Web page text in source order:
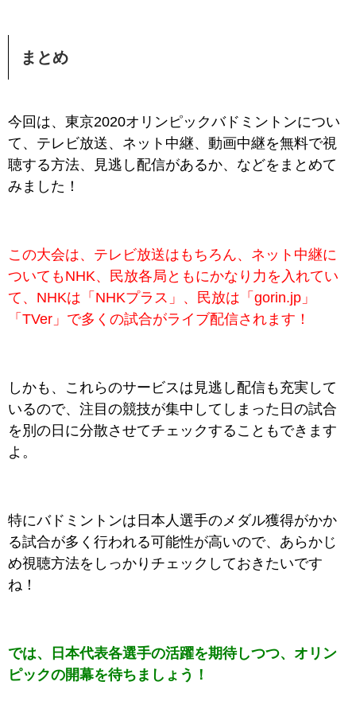
まとめ
今回は、東京2020オリンピックバドミントンについ
て、テレビ放送、ネット中継、動画中継を無料で視
聴する方法、見逃し配信があるか、などをまとめて
みました！
この大会は、テレビ放送はもちろん、ネット中継に
ついてもNHK、民放各局ともにかなり力を入れてい
て、NHKは「NHKプラス」、民放は「gorin.jp」
「TVer」で多くの試合がライブ配信されます！
しかも、これらのサービスは見逃し配信も充実して
いるので、注目の競技が集中してしまった日の試合
を別の日に分散させてチェックすることもできます
よ。
特にバドミントンは日本人選手のメダル獲得がかか
る試合が多く行われる可能性が高いので、 あらかじ
め視聴方法をしっかりチェックしておきたいです
ね！
では、日本代表各選手の活躍を期待しつつ、オリン
ピックの開幕を待ちましょう！